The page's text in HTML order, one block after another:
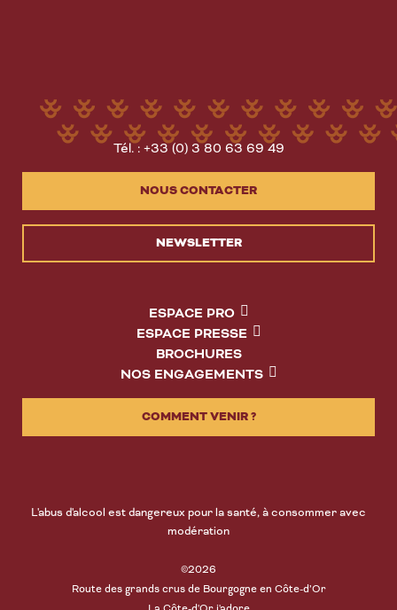
Tél. : +33 (0) 3 80 63 69 49
NOUS CONTACTER
NEWSLETTER
ESPACE PRO
ESPACE PRESSE
BROCHURES
NOS ENGAGEMENTS
COMMENT VENIR ?
L'abus d'alcool est dangereux pour la santé, à consommer avec
modération
©2026
Route des grands crus de Bourgogne en Côte-d’Or